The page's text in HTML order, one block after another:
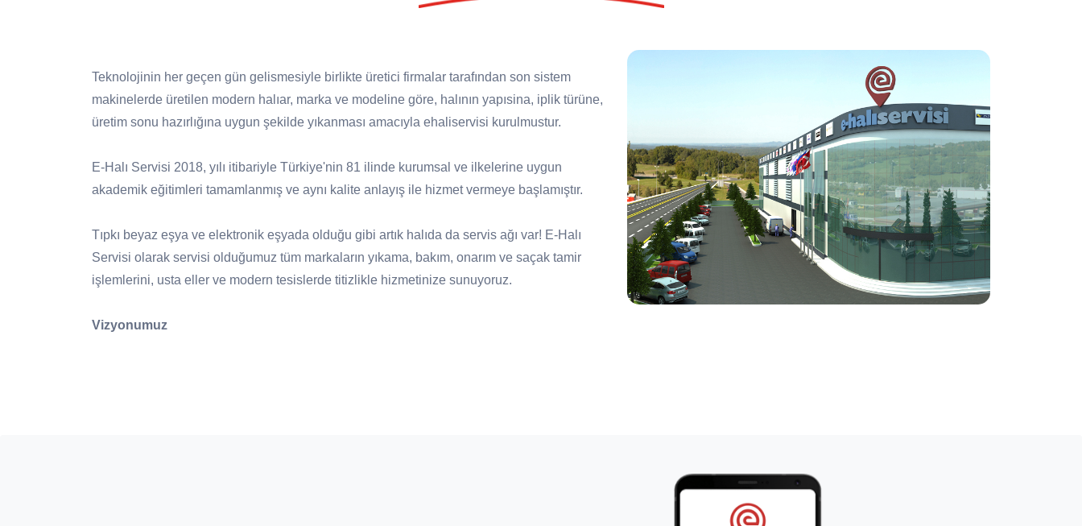
Teknolojinin her geçen gün gelismesiyle birlikte üretici firmalar tarafından son sistem
makinelerde üretilen modern halıar, marka ve modeline göre, halının yapısina, iplik türüne,
üretim sonu hazırlığına uygun şekilde yıkanması amacıyla ehaliservisi kurulmustur.
E-Halı Servisi 2018, yılı itibariyle Türkiye'nin 81 ilinde kurumsal ve ilkelerine uygun
akademik eğitimleri tamamlanmış ve aynı kalite anlayış ile hizmet vermeye başlamıştır.
Tıpkı beyaz eşya ve elektronik eşyada olduğu gibi artık halıda da servis ağı var! E-Halı
Servisi olarak servisi olduğumuz tüm markaların yıkama, bakım, onarım ve saçak tamir
işlemlerini, usta eller ve modern tesislerde titizlikle hizmetinize sunuyoruz.
Vizyonumuz